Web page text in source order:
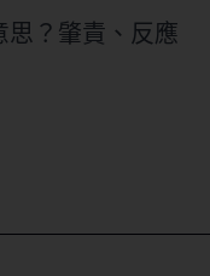
思？肇責、反應